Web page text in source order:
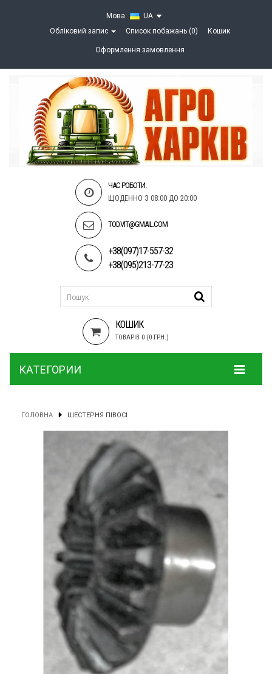
Мова
UA
Обліковий запис
Список побажань (0) Кошик
Оформлення замовлення
ЧАС РОБОТИ:
ЩОДЕННО З 08:00 ДО 20:00
TOD.VIT@GMAIL.COM
+38(097)17-557-32
+38(095)213-77-23
КОШИК
ТОВАРІВ 0 (0 ГРН.)
КАТЕГОРИИ
ГОЛОВНА ШЕСТЕРНЯ ПІВОСІ